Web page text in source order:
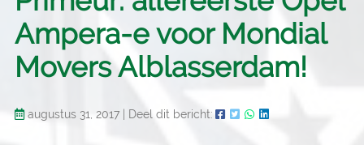
Ampera-e voor Mondial
Movers Alblasserdam!
augustus 31, 2017 Deel dit bericht: